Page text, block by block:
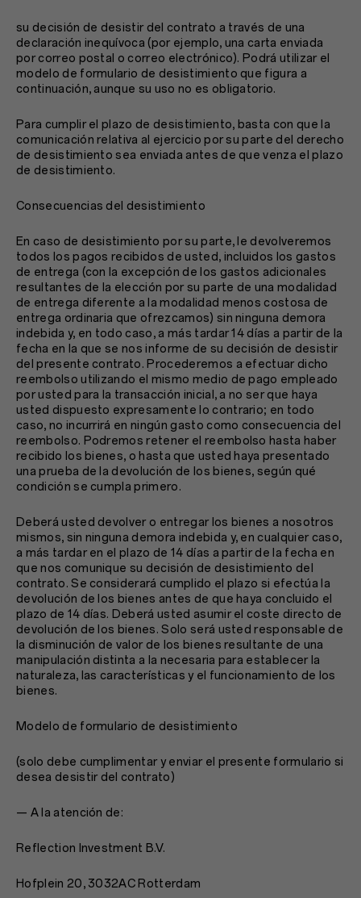
su decisión de desistir del contrato a través de una
declaración inequívoca (por ejemplo, una carta enviada
por correo postal o correo electrónico). Podrá utilizar el
modelo de formulario de desistimiento que figura a
continuación, aunque su uso no es obligatorio.
Para cumplir el plazo de desistimiento, basta con que la
comunicación relativa al ejercicio por su parte del derecho
de desistimiento sea enviada antes de que venza el plazo
de desistimiento.
Consecuencias del desistimiento
En caso de desistimiento por su parte, le devolveremos
todos los pagos recibidos de usted, incluidos los gastos
de entrega (con la excepción de los gastos adicionales
resultantes de la elección por su parte de una modalidad
de entrega diferente a la modalidad menos costosa de
entrega ordinaria que ofrezcamos) sin ninguna demora
indebida y, en todo caso, a más tardar 14 días a partir de la
fecha en la que se nos informe de su decisión de desistir
del presente contrato. Procederemos a efectuar dicho
reembolso utilizando el mismo medio de pago empleado
por usted para la transacción inicial, a no ser que haya
usted dispuesto expresamente lo contrario; en todo
caso, no incurrirá en ningún gasto como consecuencia del
reembolso. Podremos retener el reembolso hasta haber
recibido los bienes, o hasta que usted haya presentado
una prueba de la devolución de los bienes, según qué
condición se cumpla primero.
Deberá usted devolver o entregar los bienes a nosotros
mismos, sin ninguna demora indebida y, en cualquier caso,
a más tardar en el plazo de 14 días a partir de la fecha en
que nos comunique su decisión de desistimiento del
contrato. Se considerará cumplido el plazo si efectúa la
devolución de los bienes antes de que haya concluido el
plazo de 14 días. Deberá usted asumir el coste directo de
devolución de los bienes. Solo será usted responsable de
la disminución de valor de los bienes resultante de una
manipulación distinta a la necesaria para establecer la
naturaleza, las características y el funcionamiento de los
bienes.
Modelo de formulario de desistimiento
(solo debe cumplimentar y enviar el presente formulario si
desea desistir del contrato)
— A la atención de:
Reflection Investment B.V.
Hofplein 20, 3032AC Rotterdam